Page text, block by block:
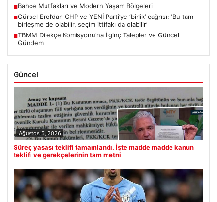
■Bahçe Mutfakları ve Modern Yaşam Bölgeleri
■Gürsel Erol’dan CHP ve YENİ Parti’ye ‘birlik’ çağrısı: ‘Bu tam
birleşme de olabilir, seçim ittifakı da olabilir’
■TBMM Dilekçe Komisyonu’na İlginç Talepler ve Güncel
Gündem
Güncel
Ağustos 5, 2026
Süreç yasası teklifi tamamlandı. İşte madde madde kanun
teklifi ve gerekçelerinin tam metni